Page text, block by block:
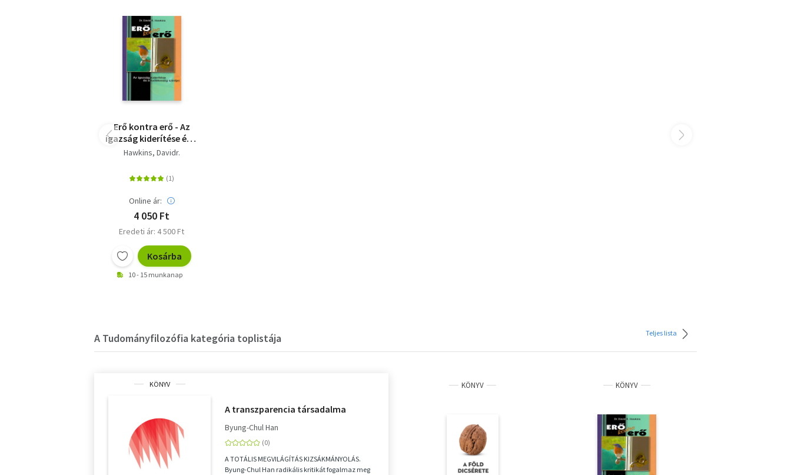
Erő kontra erő - Az
igazság kiderítése és a
tudatosság szintjei
Hawkins, Davidr.
Online ár:
4 050 Ft
Eredeti ár: 4 500 Ft
Kosárba
10 - 15 munkanap
A Tudományfilozófia kategória toplistája Teljes lista
KÖNYV
A transzparencia társadalma
Byung-Chul Han
A TOTÁLIS MEGVILÁGÍTÁS KIZSÁKMÁNYOLÁS.
Byung-Chul Han radikális kritikát fogalmaz meg
KÖNYV KÖNYV